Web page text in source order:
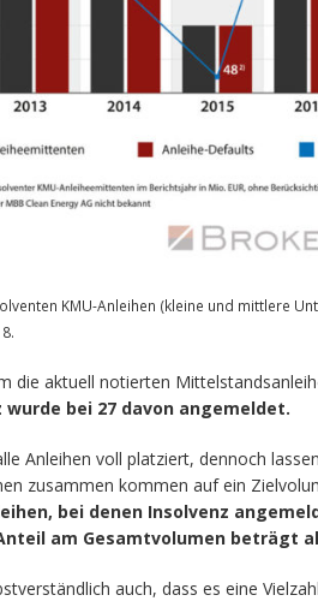
KMU-Anleihen (kleine und mittlere
die aktuell notierten
wurde bei 27 davon angemeldet.
Anleihen voll platziert, dennoch
zusammen kommen auf ein
bei denen Insolvenz
am Gesamtvolumen beträgt
auch, dass es eine